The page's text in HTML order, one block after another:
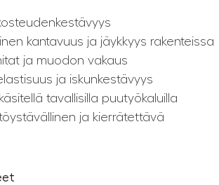
kantavuus ja jäykkyys rakenteissa
ja muodon vakaus
ja iskunkestävyys
tavallisilla puutyökaluilla
ja kierrätettävä